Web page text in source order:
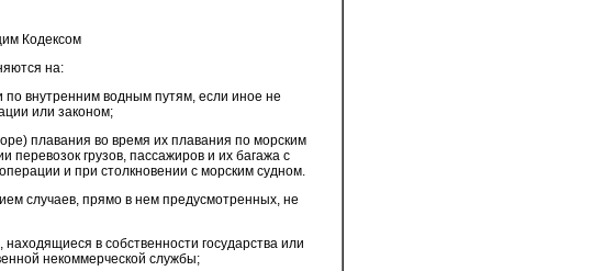
Кодексом
на:
по внутренним водным путям, если иное не
или законом;
плавания во время их плавания по морским
грузов, пассажиров и их багажа с
и при столкновении с морским судном.
случаев, прямо в нем предусмотренных, не
в собственности государства или
некоммерческой службы;